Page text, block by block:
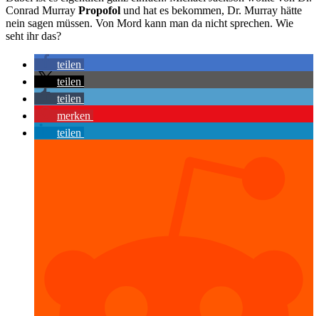
Conrad Murray Propofol und hat es bekommen, Dr. Murray hätte
nein sagen müssen. Von Mord kann man da nicht sprechen. Wie
seht ihr das?
teilen
teilen
teilen
merken
teilen